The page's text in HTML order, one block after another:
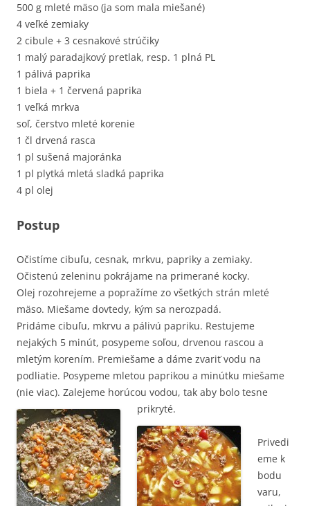
500 g mleté mäso (ja som mala miešané)
4 veľké zemiaky
2 cibule + 3 cesnakové strúčiky
1 malý paradajkový pretlak, resp. 1 plná PL
1 pálivá paprika
1 biela + 1 červená paprika
1 veľká mrkva
soľ, čerstvo mleté korenie
1 čl drvená rasca
1 pl sušená majoránka
1 pl plytká mletá sladká paprika
4 pl olej
Postup
Očistíme cibuľu, cesnak, mrkvu, papriky a zemiaky.
Očistenú zeleninu pokrájame na primerané kocky.
Olej rozohrejeme a popražíme zo všetkých strán mleté
mäso. Miešame dovtedy, kým sa nerozpadá.
Pridáme cibuľu, mkrvu a pálivú papriku. Restujeme
nejakých 5 minút, posypeme soľou, drvenou rascou a
mletým korením. Premiešame a dáme zvariť vodu na
podliatie. Posypeme mletou paprikou a minútku miešame
(nie viac). Zalejeme horúcou vodou, tak aby bolo tesne
prikryté.
Privedi
eme k
bodu
varu,